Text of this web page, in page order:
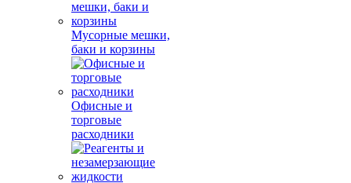
Мусорные мешки,
баки и корзины
Офисные и
торговые
расходники